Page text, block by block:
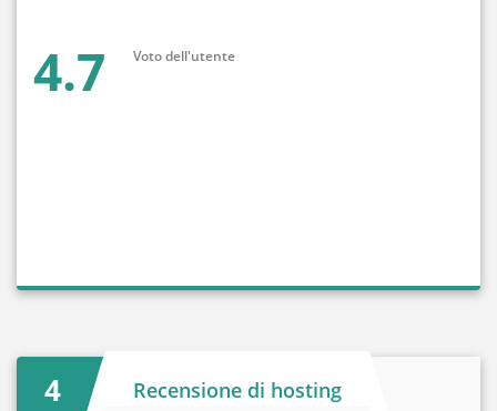
4.7 Voto dell'utente
4
Recensione di hosting